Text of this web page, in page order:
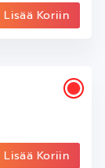
Lisää Koriin
Lisää Koriin